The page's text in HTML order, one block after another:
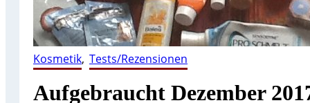
Kosmetik, Tests/Rezensionen
Aufgebraucht Dezember